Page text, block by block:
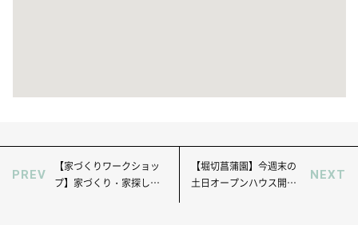
PREV
【家づくりワークショッ
プ】家づくり・家探しの
【堀切菖蒲園】今週末の
土日オープンハウス開
NEXT